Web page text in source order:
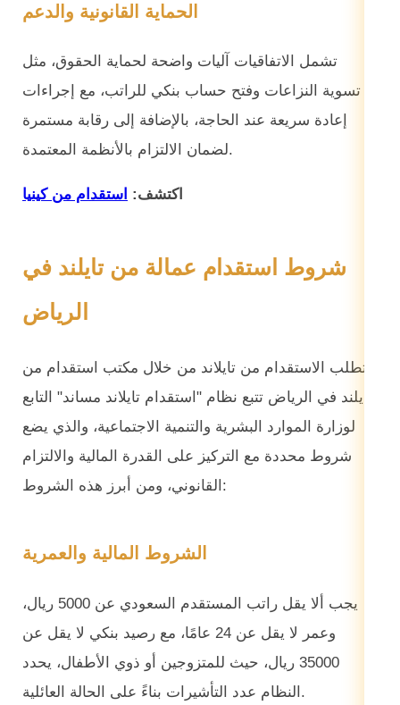
الحماية القانونية والدعم
تشمل الاتفاقيات آليات واضحة لحماية الحقوق، مثل
تسوية النزاعات وفتح حساب بنكي للراتب، مع إجراءات
إعادة سريعة عند الحاجة، بالإضافة إلى رقابة مستمرة
لضمان الالتزام بالأنظمة المعتمدة.
اكتشف: استقدام من كينيا
شروط استقدام عمالة من تايلند في
الرياض
يتطلب الاستقدام من تايلاند من خلال مكتب استقدام من
تايلند في الرياض تتبع نظام "استقدام تايلاند مساند" التابع
لوزارة الموارد البشرية والتنمية الاجتماعية، والذي يضع
شروط محددة مع التركيز على القدرة المالية والالتزام
القانوني، ومن أبرز هذه الشروط:
الشروط المالية والعمرية
يجب ألا يقل راتب المستقدم السعودي عن 5000 ريال،
وعمر لا يقل عن 24 عامًا، مع رصيد بنكي لا يقل عن
35000 ريال، حيث للمتزوجين أو ذوي الأطفال، يحدد
النظام عدد التأشيرات بناءً على الحالة العائلية.